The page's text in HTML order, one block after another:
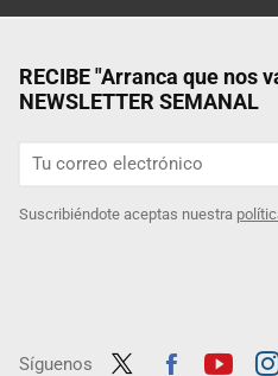
RECIBE "Arranca que nos
NEWSLETTER SEMANAL
Suscribiéndote aceptas nuestra
Síguenos